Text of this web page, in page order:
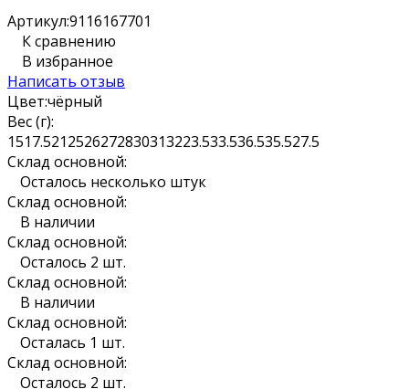
Артикул:9116167701
К сравнению
В избранное
Написать отзыв
Цвет:чёрный
Вес (г):
1517.5212526272830313223.533.536.535.527.5
Склад основной:
Осталось несколько штук
Склад основной:
В наличии
Склад основной:
Осталось 2 шт.
Склад основной:
В наличии
Склад основной:
Осталась 1 шт.
Склад основной:
Осталось 2 шт.